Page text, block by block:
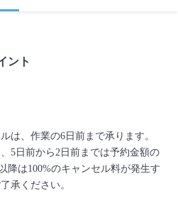
ント
は、作業の6日前まで承ります。
5日前から2日前までは予約金額の
降は100%のキャンセル料が発生す
承ください。